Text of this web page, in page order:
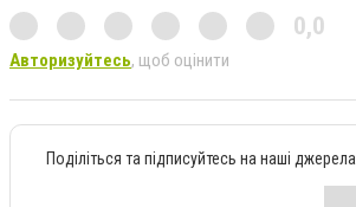
0,0
Авторизуйтесь, щоб оцінити
Поділіться та підписуйтесь на наші джерела